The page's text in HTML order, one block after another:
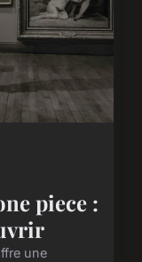
piece :
une